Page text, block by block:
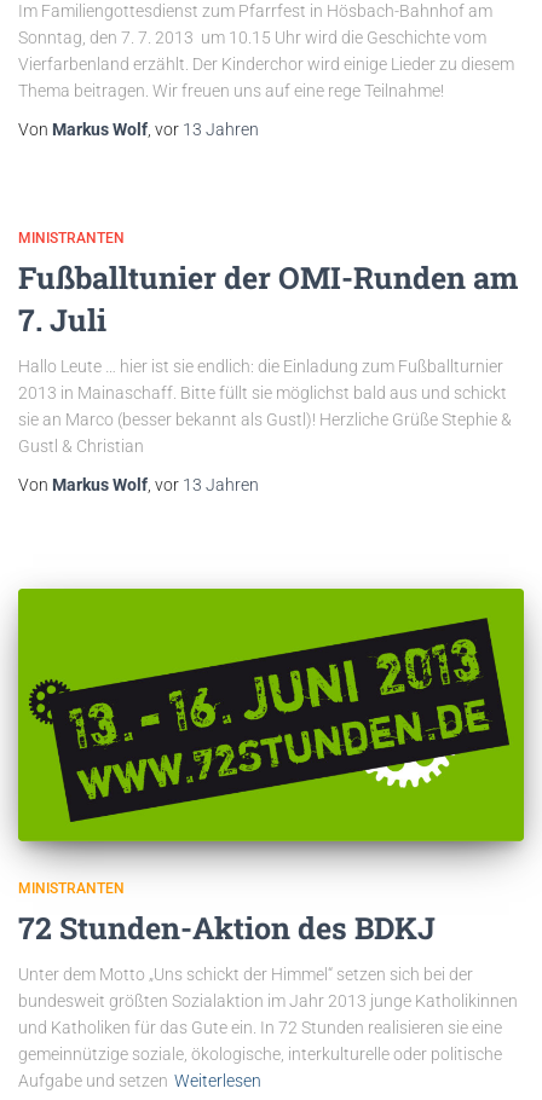
Im Familiengottesdienst zum Pfarrfest in Hösbach-Bahnhof am
Sonntag, den 7. 7. 2013 um 10.15 Uhr wird die Geschichte vom
Vierfarbenland erzählt. Der Kinderchor wird einige Lieder zu diesem
Thema beitragen. Wir freuen uns auf eine rege Teilnahme!
Von Markus Wolf , vor 13 Jahren
MINISTRANTEN
Fußballtunier der OMI-Runden am
7. Juli
Hallo Leute … hier ist sie endlich: die Einladung zum Fußballturnier
2013 in Mainaschaff. Bitte füllt sie möglichst bald aus und schickt
sie an Marco (besser bekannt als Gustl)! Herzliche Grüße Stephie &
Gustl & Christian
Von Markus Wolf , vor 13 Jahren
MINISTRANTEN
72 Stunden-Aktion des BDKJ
Unter dem Motto „Uns schickt der Himmel“ setzen sich bei der
bundesweit größten Sozialaktion im Jahr 2013 junge Katholikinnen
und Katholiken für das Gute ein. In 72 Stunden realisieren sie eine
gemeinnützige soziale, ökologische, interkulturelle oder politische
Aufgabe und setzen Weiterlesen